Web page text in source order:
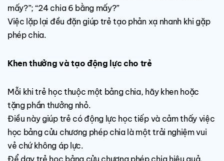
mấy?”; “24 chia 6 bằng mấy?”
Việc lặp lại đều đặn giúp trẻ tạo phản xạ nhanh khi gặp
phép chia.
Khen thưởng và tạo động lực cho trẻ
Mỗi khi trẻ học thuộc một bảng chia, hãy khen hoặc
tặng phần thưởng nhỏ.
Điều này giúp trẻ có động lực học tiếp và cảm thấy việc
học bảng cửu chương phép chia là một trải nghiệm vui
vẻ chứ không áp lực.
Để dạy trẻ học bảng cửu chương phép chia hiệu quả,